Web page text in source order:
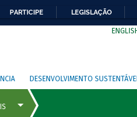
PARTICIPE LEGISLAÇÃO
DESENVOLVIMENTO SUSTENTÁVEL